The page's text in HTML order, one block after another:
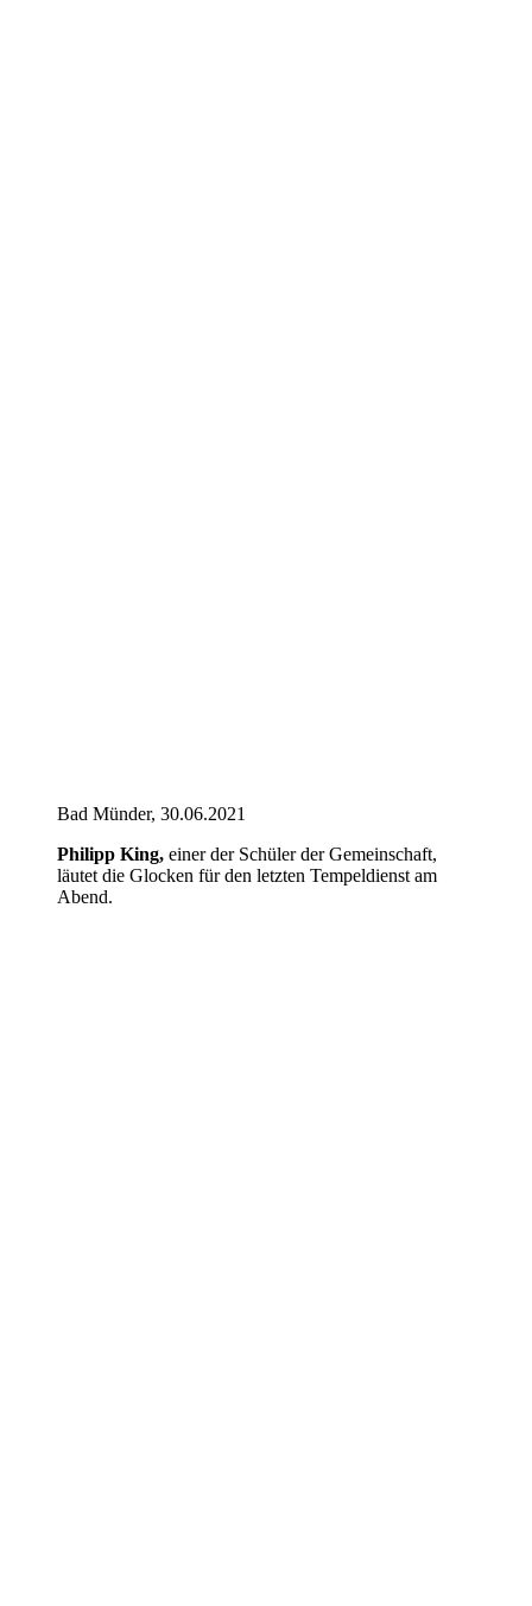
Bad Münder, 30.06.2021
Philipp King, einer der Schüler der Gemeinschaft,
läutet die Glocken für den letzten Tempeldienst am
Abend.